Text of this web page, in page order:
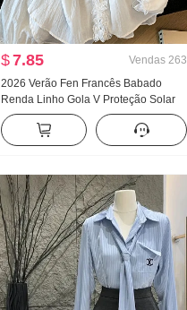
$7.85 Vendas 263
2026 Verão Fen Francês Babado
Renda Linho Gola V Proteção Solar
Camisa Manga longa feminina Solto
Design Sentido Para cima